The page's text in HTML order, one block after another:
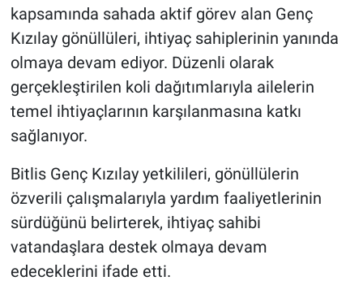
kapsamında sahada aktif görev alan Genç
Kızılay gönüllüleri, ihtiyaç sahiplerinin yanında
olmaya devam ediyor. Düzenli olarak
gerçekleştirilen koli dağıtımlarıyla ailelerin
temel ihtiyaçlarının karşılanmasına katkı
sağlanıyor.
Bitlis Genç Kızılay yetkilileri, gönüllülerin
özverili çalışmalarıyla yardım faaliyetlerinin
sürdüğünü belirterek, ihtiyaç sahibi
vatandaşlara destek olmaya devam
edeceklerini ifade etti.